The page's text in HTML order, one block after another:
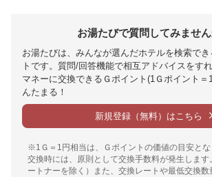
お湯たびで質問してみません
お湯たびは、みんなが選んだホテルを検索で
トです。質問/回答機能で相互アドバイスをす
マネーに交換できるＧポイント(1Ｇポイント＝
んたまる！
新規登録（無料）はこちら
※1Ｇ＝1円相当は、Ｇポイントの価値の目安とな
交換時には、原則として交換手数料が発生します
ートナーを除く）また、交換レートや最低交換